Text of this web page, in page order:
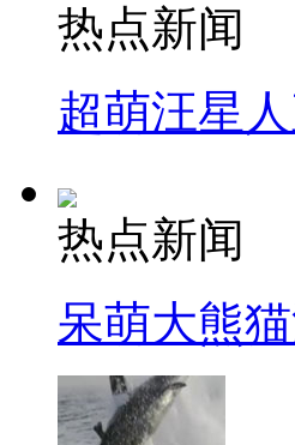
热点新闻
超萌汪星
热点新闻
呆萌大熊